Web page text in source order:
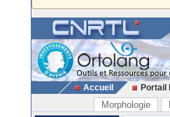
Accueil Portail
Morphologie